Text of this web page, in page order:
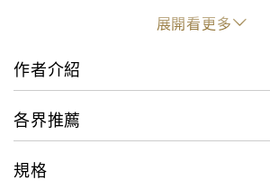
影《怪獸大戰外星人》、《格列佛遊記
曼導演、影星傑克‧布萊克領銜主演。
※本書附加英語學習功能－－「這句英
他（她）像我一樣喜歡！
展開看更多
作者介紹
各界推薦
規格